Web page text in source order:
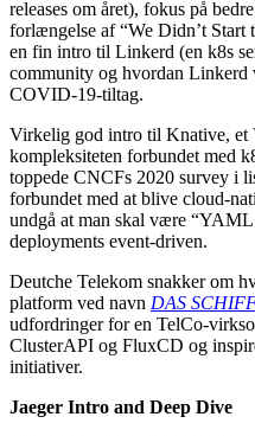
releases om året), fokus på
forlængelse af “We Didn’t Start
en fin intro til Linkerd (en k8s
community og hvordan Linkerd
COVID-19-tiltag.
Virkelig god intro til Knative, et
kompleksiteten forbundet med
toppede CNCFs 2020 survey i
forbundet med at blive cloud-
undgå at man skal være
deployments event-driven.
Deutche Telekom snakker om
platform ved navn DAS
udfordringer for en TelCo-
ClusterAPI og FluxCD og
initiativer.
Jaeger Intro and Deep Dive